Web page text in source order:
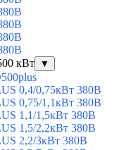
кВт
▼
0,4/0,75кВт 380В
0,75/1,1кВт 380В
1,1/1,5кВт 380В
1,5/2,2кВт 380В
2,2/3кВт 380В